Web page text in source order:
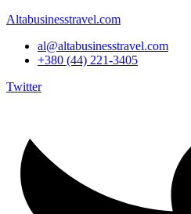
Altabusinesstravel.com
al@altabusinesstravel.com
+380 (44) 221-3405
Twitter